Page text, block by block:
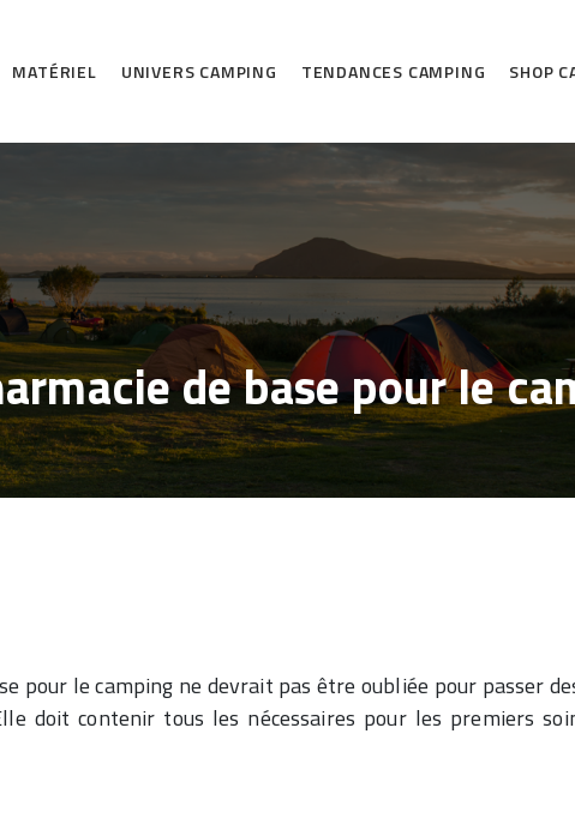
MATÉRIEL UNIVERS CAMPING TENDANCES CAMPING SHOP
de base pour le
le camping ne devrait pas être oubliée pour passer
doit contenir tous les nécessaires pour les premiers